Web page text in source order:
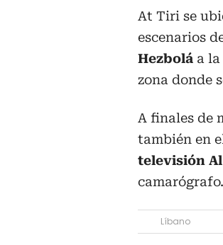
At Tiri se
escenarios
Hezbolá a
zona donde
A finales de
también en
televisión
camarógrafo.
Líbano